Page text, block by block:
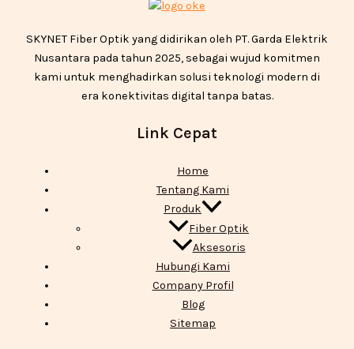
SKYNET Fiber Optik yang didirikan oleh PT. Garda Elektrik
Nusantara pada tahun 2025, sebagai wujud komitmen
kami untuk menghadirkan solusi teknologi modern di
era konektivitas digital tanpa batas.
Link Cepat
Home
Tentang Kami
Produk
Fiber Optik
Aksesoris
Hubungi Kami
Company Profil
Blog
Sitemap